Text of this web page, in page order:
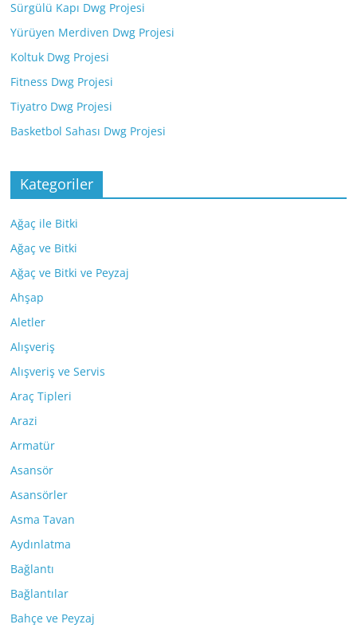
Sürgülü Kapı Dwg Projesi
Yürüyen Merdiven Dwg Projesi
Koltuk Dwg Projesi
Fitness Dwg Projesi
Tiyatro Dwg Projesi
Basketbol Sahası Dwg Projesi
Kategoriler
Ağaç ile Bitki
Ağaç ve Bitki
Ağaç ve Bitki ve Peyzaj
Ahşap
Aletler
Alışveriş
Alışveriş ve Servis
Araç Tipleri
Arazi
Armatür
Asansör
Asansörler
Asma Tavan
Aydınlatma
Bağlantı
Bağlantılar
Bahçe ve Peyzaj